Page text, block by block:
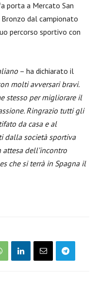
porta a Mercato San
dal campionato
percorso sportivo con
– ha dichiarato il
molti avversari bravi.
stesso per migliorare il
Ringrazio tutti gli
da casa e al
dalla società sportiva
dell’incontro
che si terrà in Spagna il